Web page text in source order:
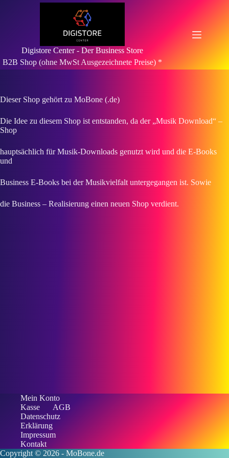
Digistore Center - Der Business Store
B2B Shop (ohne MwSt Ausgezeichnete Preise) *
Dieser Shop gehört zu MoBone (.de)
Die Idee zu diesem Shop ist entstanden, da der „Musik Download“ –
Shop
hauptsächlich für Musik-Downloads genutzt wird und die E-Books
und
Business E-Books bei der Musikvielfalt untergegangen ist. Sowie
die Business – Realisierung einen neuen Shop verdient.
Mein Konto
Kasse
AGB
Datenschutz
Erklärung
Impressum
Kontakt
Copyright © 2026 - MoBone.de